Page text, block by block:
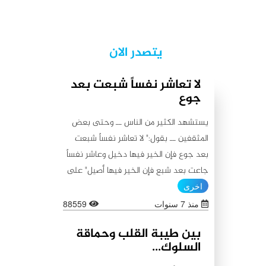
يتصدر الان
لا تعاشر نفساً شبعت بعد
جوع
يستشهد الكثير من الناس ــ وحتى بعض
المثقفين ــ بقول:" لا تعاشر نفساً شبعت
بعد جوع فإن الخير فيها دخيل وعاشر نفساً
جاعت بعد شبع فإن الخير فيها أصيل" على
أنه من أقوال أمير المؤمنين علي (عليه
السلام)، كما يستشهدون أيضاً بقولٍ آخر
الأول من حيث المعنى:"اطلبوا الخير من
بطون شبعت ثم جاعت لأن الخير فيها باق،
اخرى
منذ 7 سنوات
88559
بين طيبة القلب وحماقة
السلوك...